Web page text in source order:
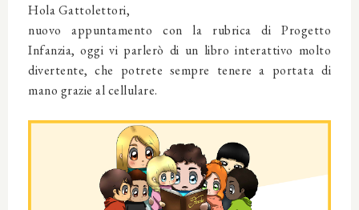
Hola Gattolettori,
nuovo appuntamento con la rubrica di Progetto
Infanzia, oggi vi parlerò di un libro interattivo molto
divertente, che potrete sempre tenere a portata di
mano grazie al cellulare.